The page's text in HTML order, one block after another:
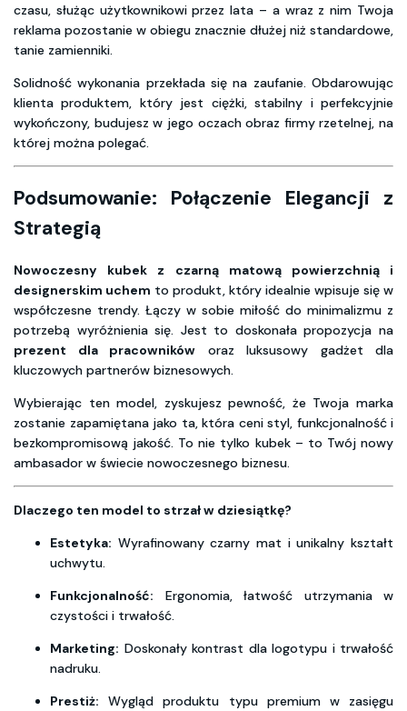
czasu, służąc użytkownikowi przez lata – a wraz z nim Twoja
reklama pozostanie w obiegu znacznie dłużej niż standardowe,
tanie zamienniki.
Solidność wykonania przekłada się na zaufanie. Obdarowując
klienta produktem, który jest ciężki, stabilny i perfekcyjnie
wykończony, budujesz w jego oczach obraz firmy rzetelnej, na
której można polegać.
Podsumowanie: Połączenie Elegancji z
Strategią
Nowoczesny kubek z czarną matową powierzchnią i
designerskim uchem to produkt, który idealnie wpisuje się w
współczesne trendy. Łączy w sobie miłość do minimalizmu z
potrzebą wyróżnienia się. Jest to doskonała propozycja na
prezent dla pracowników oraz luksusowy gadżet dla
kluczowych partnerów biznesowych.
Wybierając ten model, zyskujesz pewność, że Twoja marka
zostanie zapamiętana jako ta, która ceni styl, funkcjonalność i
bezkompromisową jakość. To nie tylko kubek – to Twój nowy
ambasador w świecie nowoczesnego biznesu.
Dlaczego ten model to strzał w dziesiątkę?
Estetyka: Wyrafinowany czarny mat i unikalny kształt
uchwytu.
Funkcjonalność: Ergonomia, łatwość utrzymania w
czystości i trwałość.
Marketing: Doskonały kontrast dla logotypu i trwałość
nadruku.
Prestiż: Wygląd produktu typu premium w zasięgu